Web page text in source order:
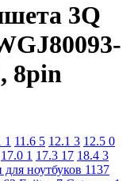
3Q
8pin
1 11.6 5 12.1 3 12.5 0
17.0 1 17.3 17 18.4 3
для ноутбуков 1137